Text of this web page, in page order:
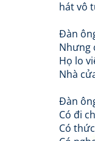
hát vô
Đàn
Nhưng
Họ lo
Nhà
Đàn
Có đi
Có